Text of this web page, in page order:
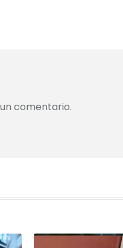
comentario.